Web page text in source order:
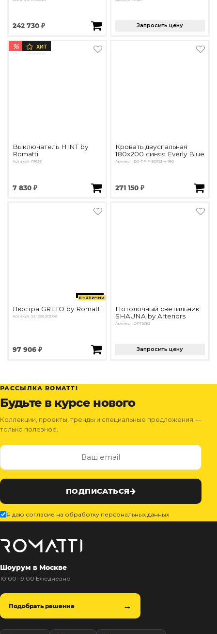
242 730 ₽ Запросить цену
% ХИТ
Выключатель HINT by
Romatti
Артикул: R16291
7 830 ₽
Кровать двуспальная
180х200 синяя Everly Blue
Артикул: DG-RF-F-BD193-4-180
271 150 ₽
в наличии
Люстра GRETO by Romatti
Артикул: SL1228.203.08
97 906 ₽
Потолочный светильник
SHAUNA by Arteriors
Артикул: OPT5382
Запросить цену
РАССЫЛКА ROMATTI
Будьте в курсе нового
Коллекции, проекты, тренды и специальные предложения —
только полезное.
ПОДПИСАТЬСЯ
Я даю согласие на обработку персональных данных
Шоурум в Москве
10:00-19:00 Ежедневно
Подобрать решение